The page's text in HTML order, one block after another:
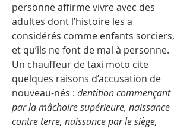
personne affirme vivre avec des
adultes dont l’histoire les a
considérés comme enfants sorciers,
et qu’ils ne font de mal à personne.
Un chauffeur de taxi moto cite
quelques raisons d’accusation de
nouveau-nés : dentition commençant
par la mâchoire supérieure, naissance
contre terre, naissance par le siège,